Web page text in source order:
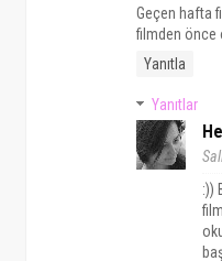
Geçen hafta
filmden önce
Yanıtla
Yanıtlar
:))